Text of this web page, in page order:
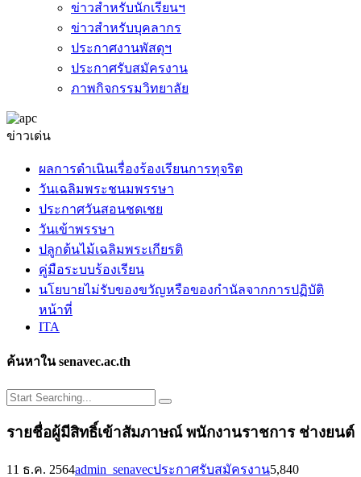
ข่าวสำหรับนักเรียนฯ
ข่าวสำหรับบุคลากร
ประกาศงานพัสดุฯ
ประกาศรับสมัครงาน
ภาพกิจกรรมวิทยาลัย
ข่าวเด่น
ผลการดำเนินเรื่องร้องเรียนการทุจริต
วันเฉลิมพระชนมพรรษา
ประกาศวันสอนชดเชย
วันเข้าพรรษา
ปลูกต้นไม้เฉลิมพระเกียรติ
คู่มือระบบร้องเรียน
นโยบายไม่รับของขวัญหรือของกำนัลจากการปฏิบัติ
หน้าที่
ITA
ค้นหาใน senavec.ac.th
รายชื่อผู้มีสิทธิ์เข้าสัมภาษณ์ พนักงานราชการ ช่างยนต์
11 ธ.ค. 2564admin_senavecประกาศรับสมัครงาน5,840